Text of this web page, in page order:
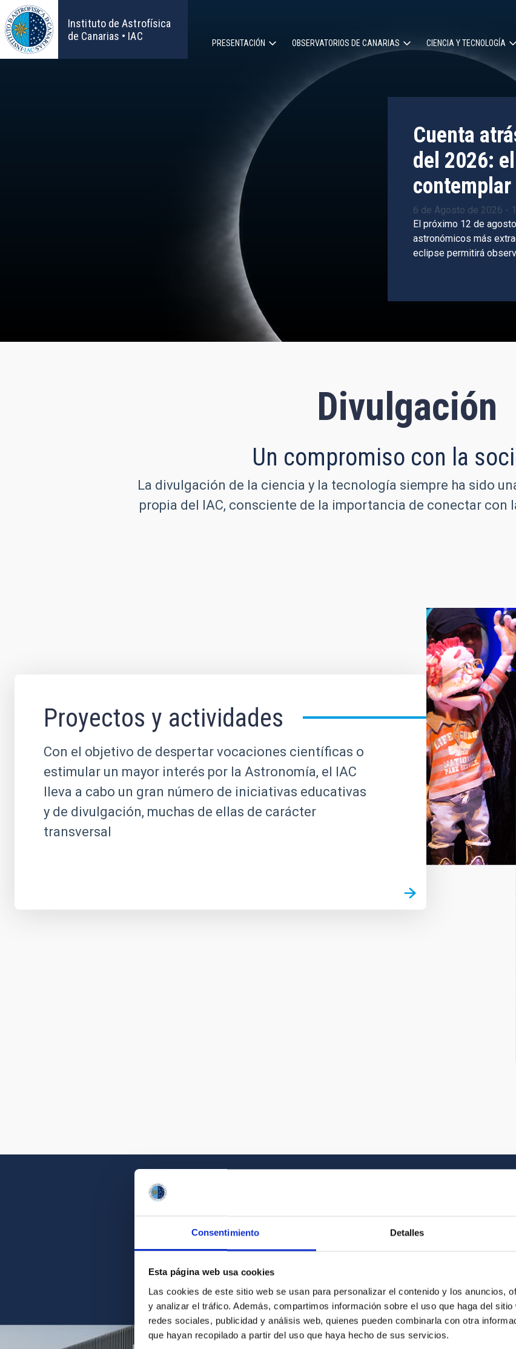
Consentimiento Detalles
Esta página web usa cookies
Las cookies de este sitio web se usan para personalizar el contenido y los anuncios,
y analizar el tráfico. Además, compartimos información sobre el uso que haga del
redes sociales, publicidad y análisis web, quienes pueden combinarla con otra
que hayan recopilado a partir del uso que haya hecho de sus servicios.
Pasar
al
contenido
principal
Instituto de Astrofísica
de Canarias • IAC
PRESENTACIÓN OBSERVATORIOS DE CANARIAS CIENCIA Y TECNOLOGÍA
Cuenta
del 2026:
6 de Agosto de 2026 -
El próximo 12 de
astronómicos más
eclipse permitirá
Divulgación
Un compromiso con la
La divulgación de la ciencia y la tecnología siempre ha sido
propia del IAC, consciente de la importancia de conectar con
Proyectos y actividades
Con el objetivo de despertar vocaciones científicas o
estimular un mayor interés por la Astronomía, el IAC
lleva a cabo un gran número de iniciativas educativas
y de divulgación, muchas de ellas de carácter
transversal
Galería multimedia